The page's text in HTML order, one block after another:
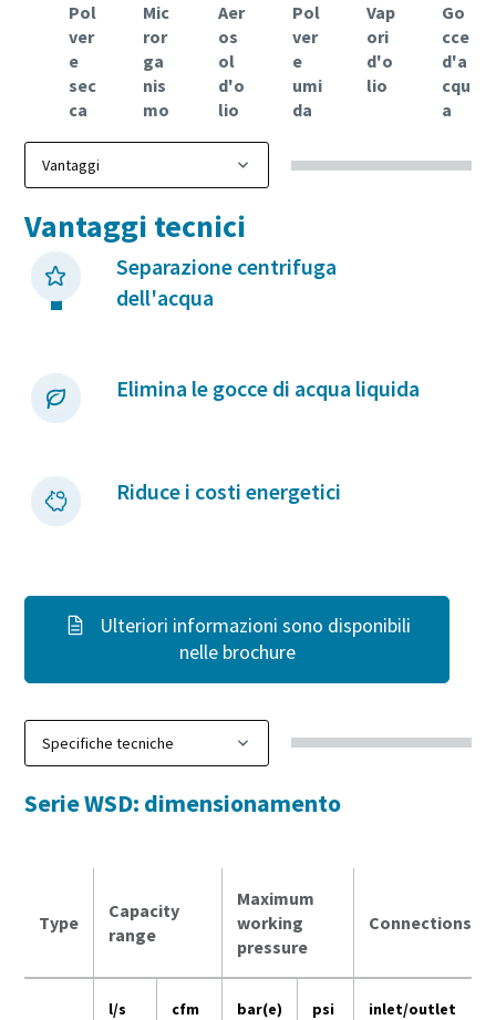
Pol
ver
e
sec
ca
Mic
ror
ga
nis
mo
Aer
os
ol
d'o
lio
Pol
ver
e
umi
da
Vap
ori
d'o
lio
Go
cce
d'a
cqu
a
Vantaggi tecnici
Separazione centrifuga
dell'acqua
Elimina le gocce di acqua liquida
Riduce i costi energetici
Ulteriori informazioni sono disponibili
nelle brochure
Serie WSD: dimensionamento
Type
Capacity
range
Maximum
working
pressure
Connections
l/s cfm bar(e) psi inlet/outlet